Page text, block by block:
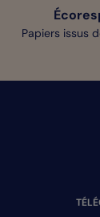
Papiers issus